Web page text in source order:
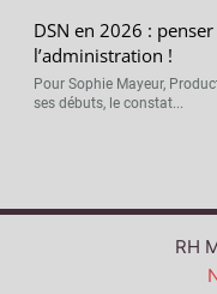
DSN en 2026 :
l’administration !
Pour Sophie Mayeur,
ses débuts, le constat...
RH